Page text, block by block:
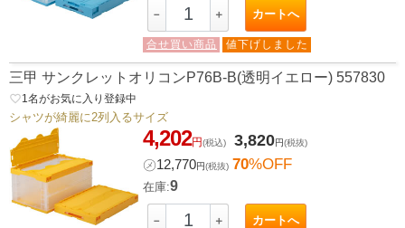
－ ＋ カートへ
合せ買い商品 値下げしました
三甲 サンクレットオリコンP76B-B(透明イエロー) 557830
favorite_border1 名がお気に入り登録中
シャツが綺麗に2列入るサイズ
4,202円(税込) 3,820円(税抜)
㋱12,770円(税抜) 70%OFF
在庫:9
－ ＋ カートへ